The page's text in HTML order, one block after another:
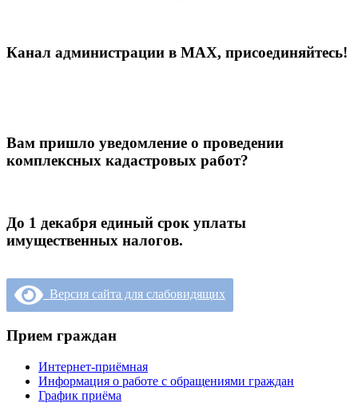
Канал администрации в МАХ, присоединяйтесь!
Вам пришло уведомление о проведении
комплексных кадастровых работ?
До 1 декабря единый срок уплаты
имущественных налогов.
Версия сайта для слабовидящих
Прием граждан
Интернет-приёмная
Информация о работе с обращениями граждан
График приёма